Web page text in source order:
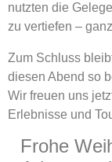
nutzten die
zu vertiefen –
Zum Schluss
diesen Abend so
Wir freuen uns
Erlebnisse und
Frohe